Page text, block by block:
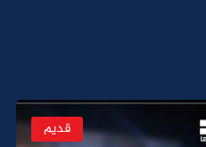
قديم